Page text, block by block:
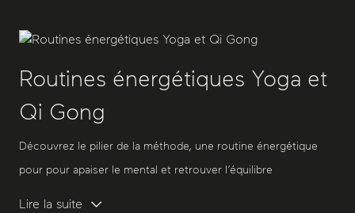
Routines énergétiques Yoga et
Qi Gong
Découvrez le pilier de la méthode, une routine énergétique
pour pour apaiser le mental et retrouver l’équilibre
Lire la suite